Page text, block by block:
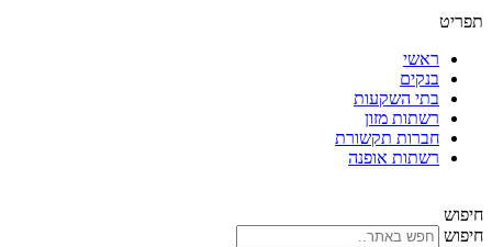
תפריט
ראשי
בנקים
בתי השקעות
רשתות מזון
חברות תקשורת
רשתות אופנה
חיפוש
חיפוש